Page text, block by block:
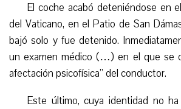
El coche acabó deteniéndose en
del Vaticano, en el Patio de San
bajó solo y fue detenido.
un examen médico (…) en el que se
afectación psicofísica” del conductor.
Este último, cuya identidad no